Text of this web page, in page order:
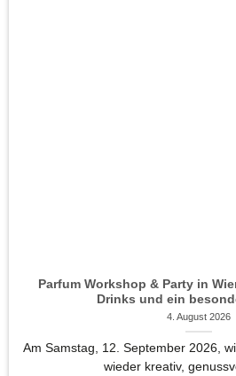
Parfum Workshop & Party in
Drinks und ein
4. August 2026
Am Samstag, 12. September 2026,
wieder kreativ,